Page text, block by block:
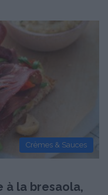
Crèmes & Sauces
à la bresaola,